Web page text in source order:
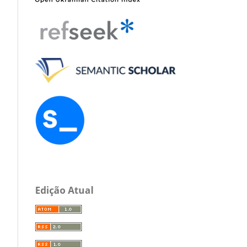
Edição Atual